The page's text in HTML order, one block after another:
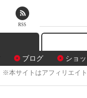
ブログ ショ
※本サイトはアフィリエイ
RSS